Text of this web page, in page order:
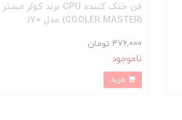
فن خنک کننده CPU برند کولر مستر
(COOLER MASTER) مدل i70
476,000 تومان
ناموجود
خرید